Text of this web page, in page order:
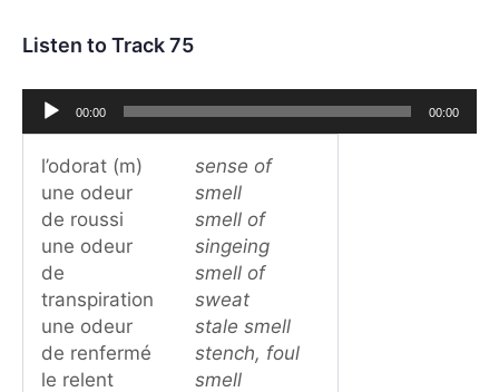
Listen to Track 75
Audio
Player
00:00 00:00
l’odorat (m)
une odeur
de roussi
une odeur
de
transpiration
une odeur
de renfermé
le relent
sense of
smell
smell of
singeing
smell of
sweat
stale smell
stench, foul
smell